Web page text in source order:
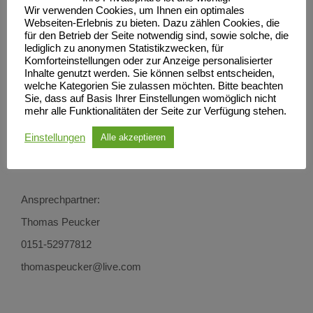
möchten jüngeren Läufern*innen (13-15 Jahre) die Chance
auf ein effektives Gruppentraining anbieten. Eine
leistungsstarke Gruppe motiviert und hilft die persönliche
Entwicklung voranzutreiben. Deshalb hast du die
Möglichkeit, jeden zweiten Mittwoch im Monat ein
Probetraining durchzuführen, mit dem Ziel Schule und Sport
miteinander zu verbinden. Also trau´ dich und mach´ einen
Ansprechpartner:
Thomas Peucker
0151-52977812
thomaspeucker@live.com
Wir verwenden Cookies, um Ihnen ein optimales
Webseiten-Erlebnis zu bieten. Dazu zählen Cookies, die
für den Betrieb der Seite notwendig sind, sowie solche, die
lediglich zu anonymen Statistikzwecken, für
Komforteinstellungen oder zur Anzeige personalisierter
Inhalte genutzt werden. Sie können selbst entscheiden,
welche Kategorien Sie zulassen möchten. Bitte beachten
Sie, dass auf Basis Ihrer Einstellungen womöglich nicht
mehr alle Funktionalitäten der Seite zur Verfügung stehen.
Einstellungen Alle akzeptieren